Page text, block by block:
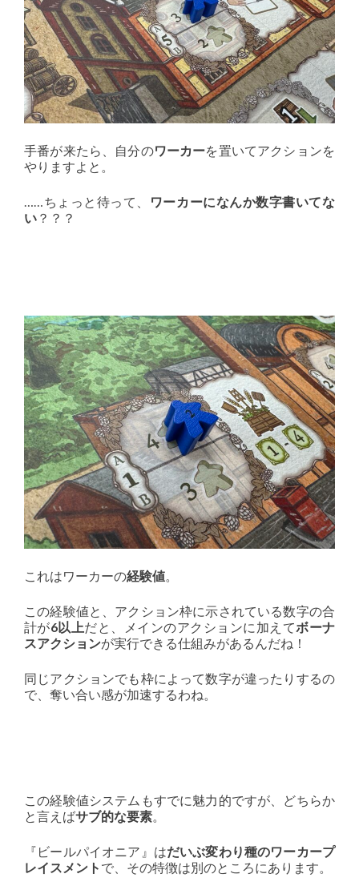
手番が来たら、自分のワーカーを置いてアクションを
やりますよと。
……ちょっと待って、
ワーカーになんか数字書いてな
い ？？？
これはワーカーの経験値。
この経験値と、アクション枠に示されている数字の合
計が6以上だと、メインのアクションに加えてボーナ
スアクションが実行できる仕組みがあるんだね！
同じアクションでも枠によって数字が違ったりするの
で、奪い合い感が加速するわね。
この経験値システムもすでに魅力的ですが、どちらか
と言えばサブ的な要素。
『ビールパイオニア』はだいぶ変わり種のワーカープ
レイスメント で、その特徴は別のところにあります。